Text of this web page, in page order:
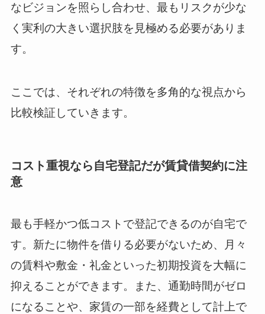
なビジョンを照らし合わせ、最もリスクが少な
く実利の大きい選択肢を見極める必要がありま
す。
ここでは、それぞれの特徴を多角的な視点から
比較検証していきます。
コスト重視なら自宅登記だが賃貸借契約に注
意
最も手軽かつ低コストで登記できるのが自宅で
す。新たに物件を借りる必要がないため、月々
の賃料や敷金・礼金といった初期投資を大幅に
抑えることができます。また、通勤時間がゼロ
になることや、家賃の一部を経費として計上で